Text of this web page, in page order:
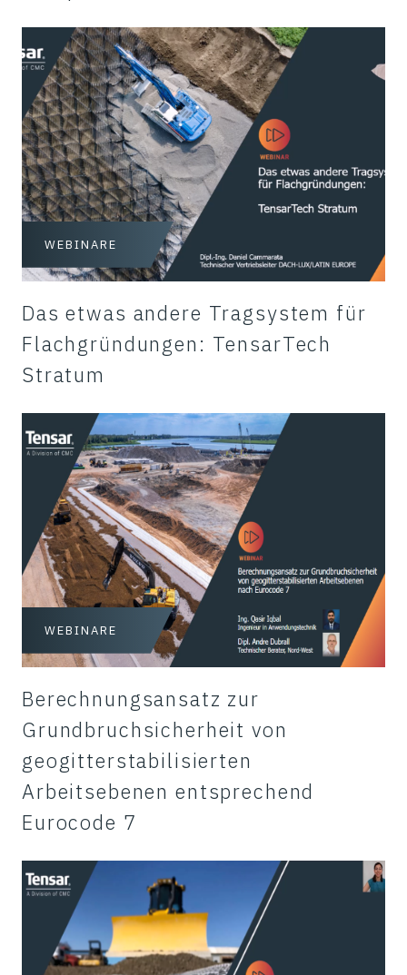
WEBINARE
Das etwas andere Tragsystem für
Flachgründungen: TensarTech
Stratum
WEBINARE
Berechnungsansatz zur
Grundbruchsicherheit von
geogitterstabilisierten
Arbeitsebenen entsprechend
Eurocode 7